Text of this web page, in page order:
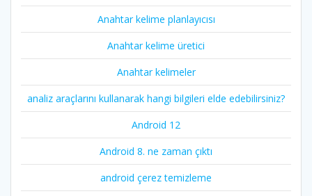
Anahtar kelime planlayıcısı
Anahtar kelime üretici
Anahtar kelimeler
analiz araçlarını kullanarak hangi bilgileri elde edebilirsiniz?
Android 12
Android 8. ne zaman çıktı
android çerez temizleme